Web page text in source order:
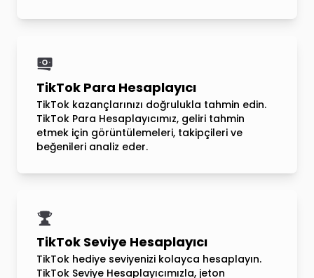
TikTok Para Hesaplayıcı
TikTok kazançlarınızı doğrulukla tahmin edin.
TikTok Para Hesaplayıcımız, geliri tahmin
etmek için görüntülemeleri, takipçileri ve
beğenileri analiz eder.
TikTok Seviye Hesaplayıcı
TikTok hediye seviyenizi kolayca hesaplayın.
TikTok Seviye Hesaplayıcımızla, jeton